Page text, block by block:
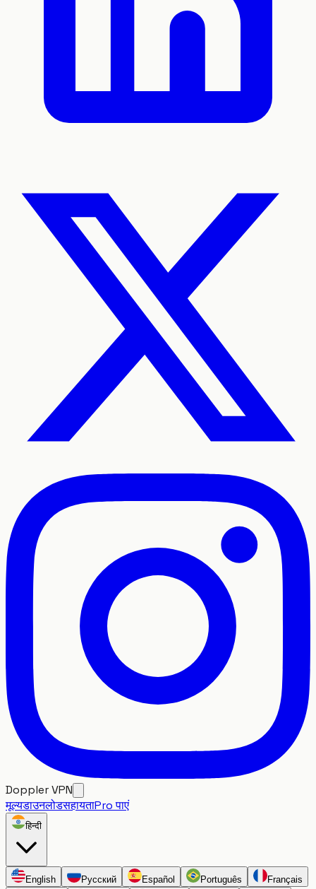
Doppler VPN
मूल्यडाउनलोडसहायताPro पाएं
हिन्दी
English Русский Español Português
Français